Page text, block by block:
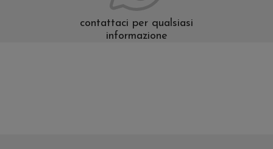
contattaci per qualsiasi
informazione